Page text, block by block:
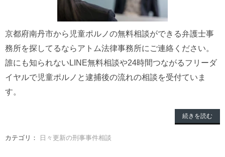
京都府南丹市から児童ポルノの無料相談ができる弁護士事
務所を探してるならアトム法律事務所にご連絡ください。
誰にも知られないLINE無料相談や24時間つながるフリーダ
イヤルで児童ポルノと逮捕後の流れの相談を受付ていま
す。
続きを読む
カテゴリ： 日々更新の刑事事件相談